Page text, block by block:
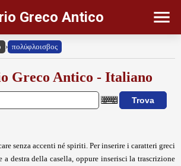
Greco Antico
› πολύφλοισβος
Greco Antico - Italiano
senza accenti né spiriti. Per inserire i caratteri greci
a destra della casella, oppure inserisci la trascrizione